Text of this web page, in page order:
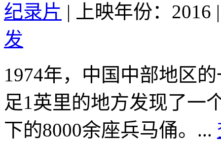
纪录片 | 上映年份：2016 |
发
1974年，中国中部地区
足1英里的地方发现了一
下的8000余座兵马俑。...